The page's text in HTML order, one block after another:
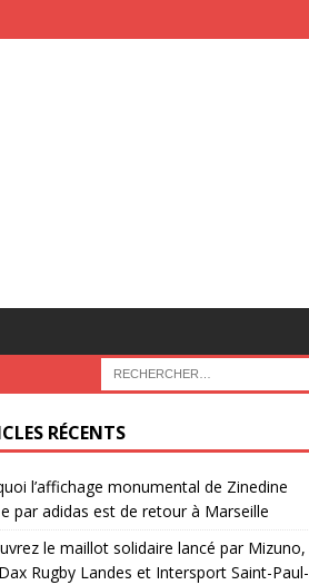
RÉCENTS
l’affichage monumental de Zinedine
par adidas est de retour à Marseille
le maillot solidaire lancé par Mizuno,
Dax Rugby Landes et Intersport Saint-Paul-